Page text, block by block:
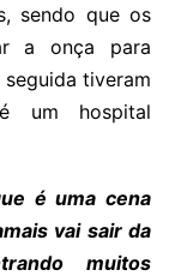
sendo que os
a onça para
tiveram
um hospital
é uma cena
vai sair da
muitos